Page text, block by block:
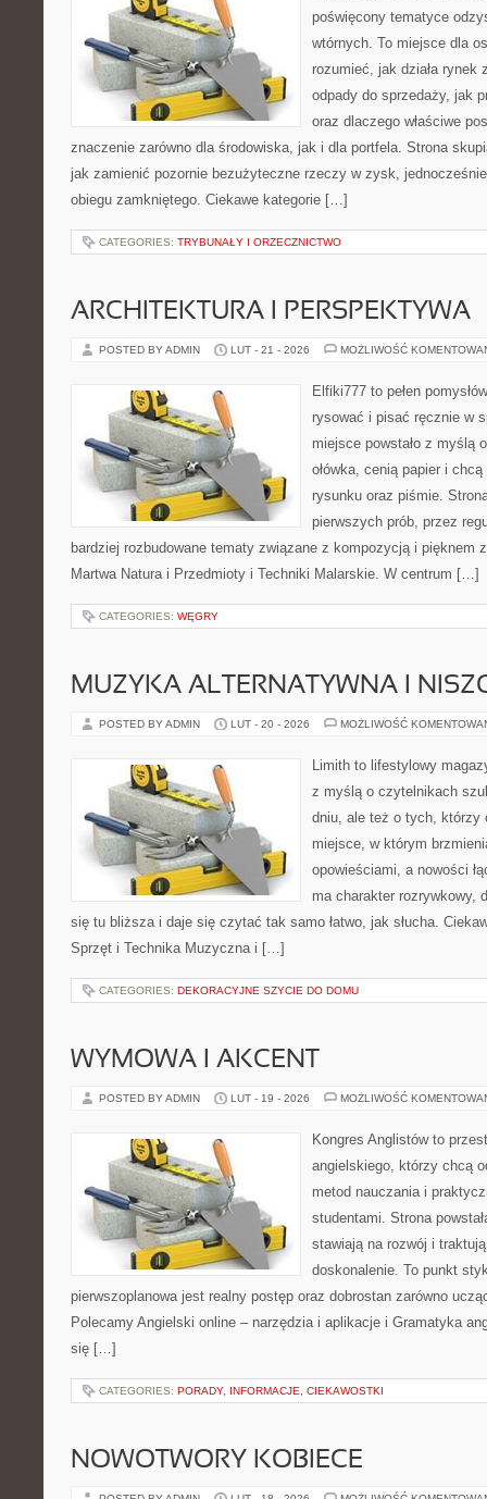
poświęcony tematyce
wtórnych. To miejsce dla
rozumieć, jak działa rynek
odpady do sprzedaży, jak
oraz dlaczego właściwe
znaczenie zarówno dla środowiska, jak i dla portfela. Strona
jak zamienić pozornie bezużyteczne rzeczy w zysk,
obiegu zamkniętego. Ciekawe kategorie […]
CATEGORIES: TRYBUNAŁY I ORZECZNICTWO
ARCHITEKTURA I PERSPEKTYWA
POSTED BY ADMIN LUT - 21 - 2026 MOŻLIWOŚĆ
Elfiki777 to pełen
rysować i pisać ręcznie w
miejsce powstało z myślą
ołówka, cenią papier i
rysunku oraz piśmie.
pierwszych prób, przez
bardziej rozbudowane tematy związane z kompozycją i pięknem
Martwa Natura i Przedmioty i Techniki Malarskie. W centrum […]
CATEGORIES: WĘGRY
MUZYKA ALTERNATYWNA I
POSTED BY ADMIN LUT - 20 - 2026 MOŻLIWOŚĆ
Limith to lifestylowy
z myślą o czytelnikach
dniu, ale też o tych, którzy
miejsce, w którym
opowieściami, a nowości
ma charakter rozrywkowy,
się tu bliższa i daje się czytać tak samo łatwo, jak słucha.
Sprzęt i Technika Muzyczna i […]
CATEGORIES: DEKORACYJNE SZYCIE DO DOMU
WYMOWA I AKCENT
POSTED BY ADMIN LUT - 19 - 2026 MOŻLIWOŚĆ
Kongres Anglistów to
angielskiego, którzy chcą
metod nauczania i
studentami. Strona
stawiają na rozwój i
doskonalenie. To punkt
pierwszoplanowa jest realny postęp oraz dobrostan zarówno
Polecamy Angielski online – narzędzia i aplikacje i Gramatyka
się […]
CATEGORIES: PORADY, INFORMACJE, CIEKAWOSTKI
NOWOTWORY KOBIECE